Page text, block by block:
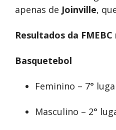
apenas de Joinville,
Resultados da
Basquetebol
Feminino – 7°
Masculino – 2°